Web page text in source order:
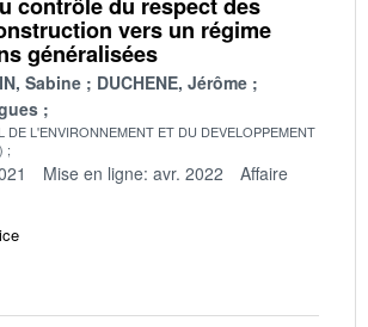
vers un régime
généralisées
Sabine
DUCHENE, Jérôme
DE L'ENVIRONNEMENT ET DU DEVELOPPEMENT
Mise en ligne: avr. 2022
Affaire